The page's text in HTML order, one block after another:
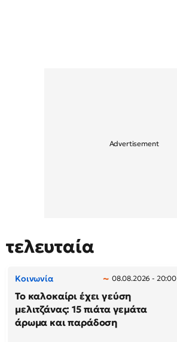
τελευταία
Κοινωνία 08.08.2026 - 20:00
Το καλοκαίρι έχει γεύση
μελιτζάνας: 15 πιάτα γεμάτα
άρωμα και παράδοση